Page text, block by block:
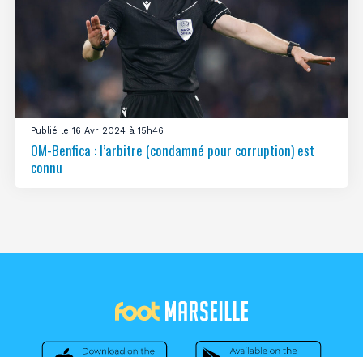
Publié le 16 Avr 2024 à 15h46
OM-Benfica : l’arbitre (condamné pour corruption) est
connu